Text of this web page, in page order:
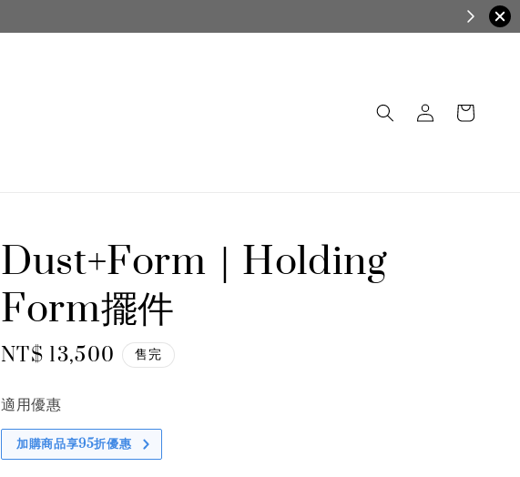
Dust+Form｜Holding
Form擺件
Regular
NT$ 13,500 售完
適用優惠
加購商品享95折優惠